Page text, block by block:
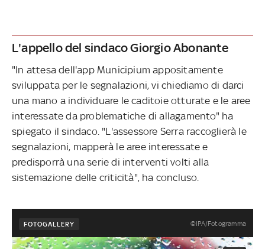
L'appello del sindaco Giorgio Abonante
"In attesa dell'app Municipium appositamente
sviluppata per le segnalazioni, vi chiediamo di darci
una mano a individuare le caditoie otturate e le aree
interessate da problematiche di allagamento" ha
spiegato il sindaco. "L'assessore Serra raccoglierà le
segnalazioni, mapperà le aree interessate e
predisporrà una serie di interventi volti alla
sistemazione delle criticità", ha concluso.
FOTOGALLERY ©IPA/Fotogramma